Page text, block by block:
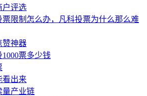
户评选
票限制怎么办，凡科投票为什么那么难
赞神器
票多少钱
看出来
量产业链